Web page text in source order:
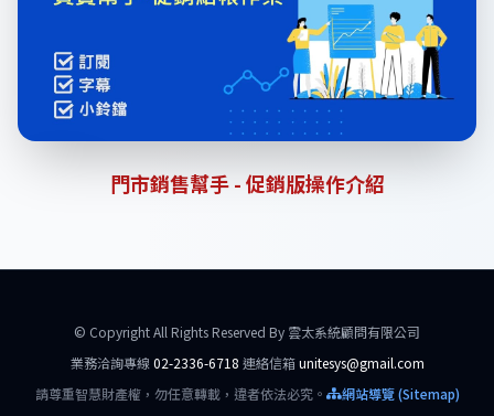
門市銷售幫手 - 促銷版操作介紹
© Copyright All Rights Reserved By 雲太系統顧問有限公司
業務洽詢專線 02-2336-6718 連絡信箱unitesys@gmail.com
請尊重智慧財產權，勿任意轉載，違者依法必究。
網站導覽 (Sitemap)